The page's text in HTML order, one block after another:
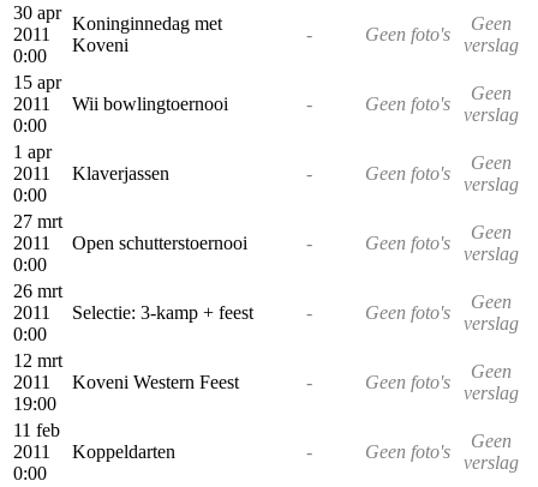
30 apr
2011
0:00
Koninginnedag met
Koveni
- Geen foto's
Geen
verslag
15 apr
2011
0:00
Wii bowlingtoernooi - Geen foto's
Geen
verslag
1 apr
2011
0:00
Klaverjassen - Geen foto's
Geen
verslag
27 mrt
2011
0:00
Open schutterstoernooi - Geen foto's
Geen
verslag
26 mrt
2011
0:00
Selectie: 3-kamp + feest - Geen foto's
Geen
verslag
12 mrt
2011
19:00
Koveni Western Feest - Geen foto's
Geen
verslag
11 feb
2011
0:00
Koppeldarten - Geen foto's
Geen
verslag